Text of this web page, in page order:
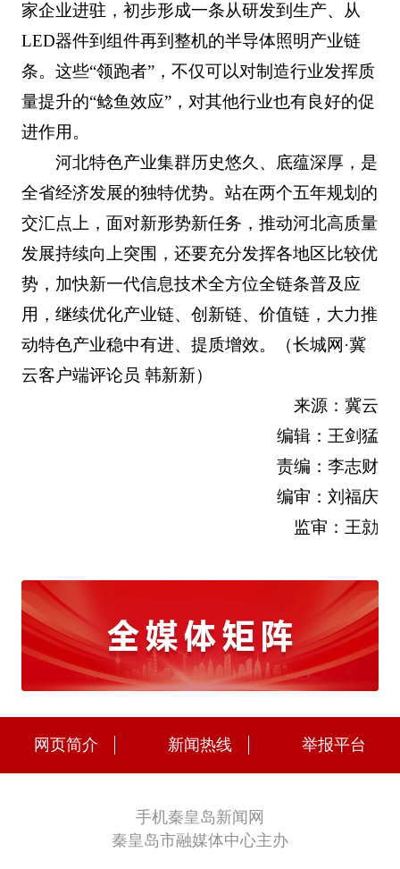
家企业进驻，初步形成一条从研发到生产、从
LED器件到组件再到整机的半导体照明产业链
条。这些“领跑者”，不仅可以对制造行业发挥质
量提升的“鲶鱼效应”，对其他行业也有良好的促
进作用。
河北特色产业集群历史悠久、底蕴深厚，是
全省经济发展的独特优势。站在两个五年规划的
交汇点上，面对新形势新任务，推动河北高质量
发展持续向上突围，还要充分发挥各地区比较优
势，加快新一代信息技术全方位全链条普及应
用，继续优化产业链、创新链、价值链，大力推
动特色产业稳中有进、提质增效。（长城网·冀
云客户端评论员 韩新新）
来源：冀云
编辑：王剑猛
责编：李志财
编审：刘福庆
监审：王勍
网页简介 新闻热线 举报平台
手机秦皇岛新闻网
秦皇岛市融媒体中心主办